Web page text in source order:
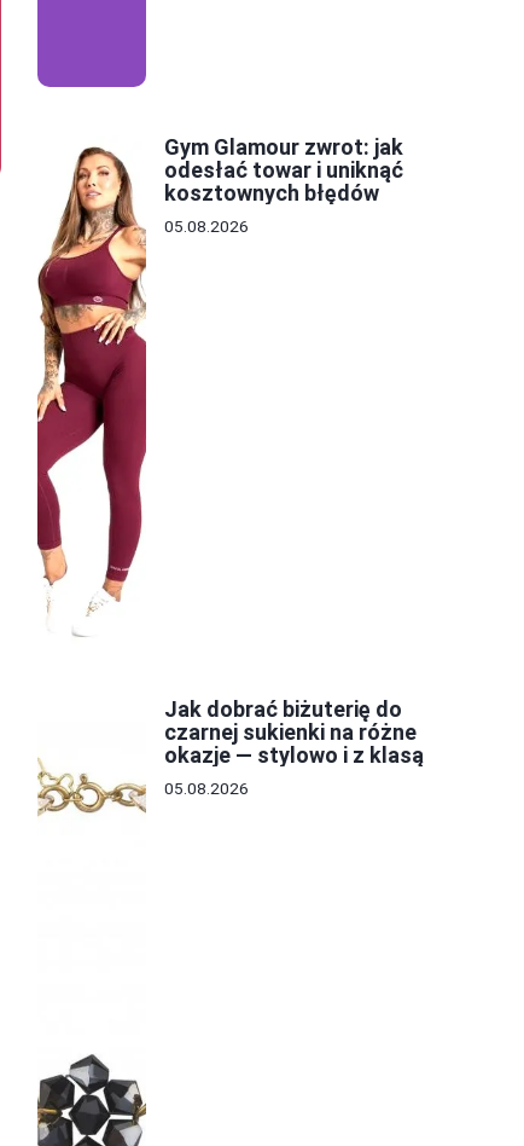
Gym Glamour zwrot: jak
odesłać towar i uniknąć
kosztownych błędów
05.08.2026
Jak dobrać biżuterię do
czarnej sukienki na różne
okazje — stylowo i z klasą
05.08.2026